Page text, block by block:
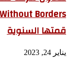
قمتها السنوية
يناير 24, 2023